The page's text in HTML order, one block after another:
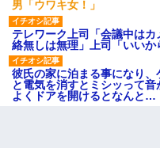
男「ウワキ女！」
テレワーク上司「会議中は
絡無しは無理」上司「いい
彼氏の家に泊まる事になり、
と電気を消すとミシッって
よくドアを開けるとなんと…